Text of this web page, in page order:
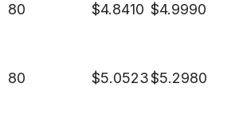
80 $4.8410 $4.9990
80 $5.0523$5.2980